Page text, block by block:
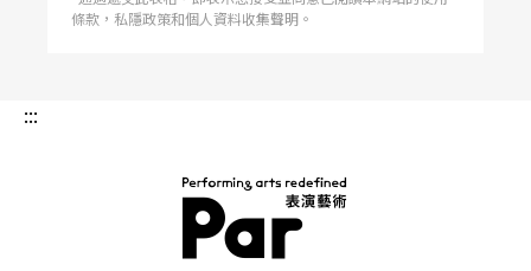
條款，私隱政策和個人資料收集聲明。
:::